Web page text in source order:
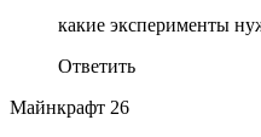
какие эксперименты
Ответить
Майнкрафт 26